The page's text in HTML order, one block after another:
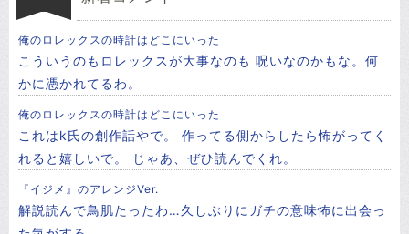
俺のロレックスの時計はどこにいった
こういうのもロレックスが大事なのも 呪いなのかもな。何
かに憑かれてるわ。
俺のロレックスの時計はどこにいった
これはk氏の創作話やで。 作ってる側からしたら怖がってく
れると嬉しいで。 じゃあ、ぜひ読んでくれ。
『イジメ』のアレンジVer.
解説読んで鳥肌たったわ…久しぶりにガチの意味怖に出会っ